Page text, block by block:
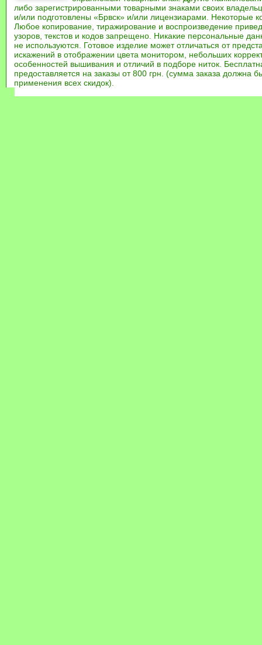
либо зарегистрированными товарными знаками своих
и/или подготовлены «Брвск» и/или лицензиарами. Некоторые
Любое копирование, тиражирование и воспроизведение
узоров, текстов и кодов запрещено. Никакие персональные
не используются. Готовое изделие может отличаться от
искажений в отображении цвета монитором, небольших
особенностей вышивания и отличий в подборе ниток.
предоставляется на заказы от 800 грн. (сумма заказа должна
применения всех скидок).